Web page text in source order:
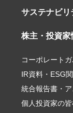
サステナビリ
株主・投資家
コーポレート
IR資料・ESG
統合報告書・
個人投資家の